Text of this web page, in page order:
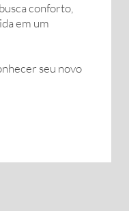
conforto,
em um
seu novo